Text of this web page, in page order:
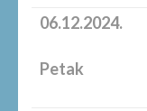
06.12.2024.
Petak